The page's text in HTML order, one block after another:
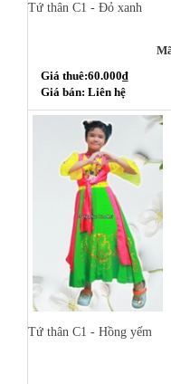
Tứ thân C1 - Đỏ xanh
Giá thuê:60.000₫
Giá bán: Liên hệ
Tứ thân C1 - Hồng yếm